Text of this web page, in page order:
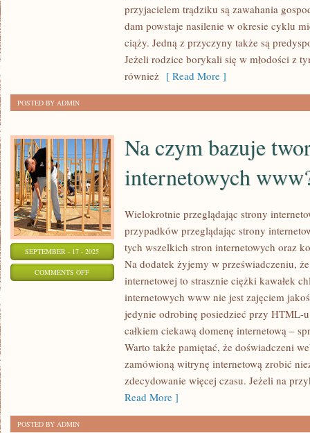
GIGANTYCZNĄ
przyjacielem trądziku są zawahania
dam powstaje nasilenie w okresie cyklu
ciąży. Jedną z przyczyny także są
Jeżeli rodzice borykali się w młodości z
również [ Read More ]
POSTED BY ADMIN
SEPTEMBER - 17 - 2025
COMMENTS OFFON
INTERNETOWYCH
Na czym bazuje
internetowych
Wielokrotnie przeglądając strony
przypadków przeglądając strony
tych wszelkich stron internetowych oraz
Na dodatek żyjemy w przeświadczeniu,
internetowej to strasznie ciężki kawałek
internetowych www nie jest zajęciem
jedynie odrobinę posiedzieć przy HTML-
całkiem ciekawą domenę internetową –
Warto także pamiętać, że doświadczeni
zamówioną witrynę internetową zrobić
zdecydowanie więcej czasu. Jeżeli na
Read More ]
POSTED BY ADMIN